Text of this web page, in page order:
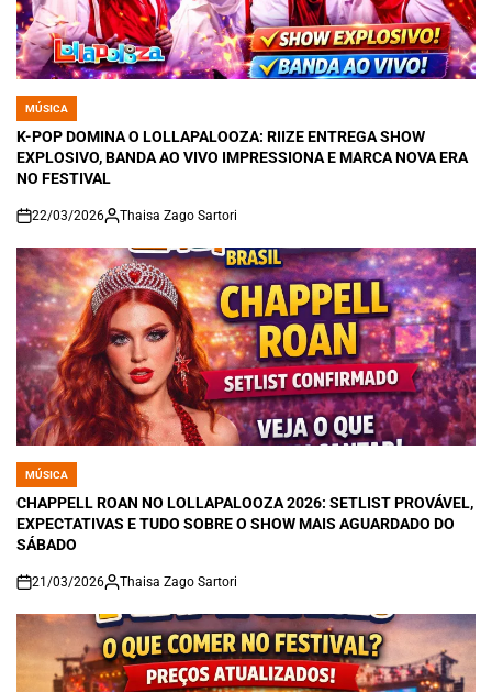
POSTED
IN
MÚSICA
K-POP DOMINA O LOLLAPALOOZA: RIIZE ENTREGA SHOW
EXPLOSIVO, BANDA AO VIVO IMPRESSIONA E MARCA NOVA ERA
NO FESTIVAL
on
22/03/2026 Thaisa Zago Sartori
POSTED
IN
MÚSICA
CHAPPELL ROAN NO LOLLAPALOOZA 2026: SETLIST PROVÁVEL,
EXPECTATIVAS E TUDO SOBRE O SHOW MAIS AGUARDADO DO
SÁBADO
on
21/03/2026 Thaisa Zago Sartori